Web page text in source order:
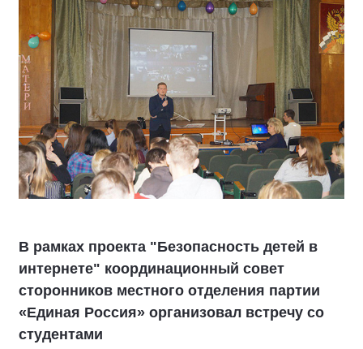
В рамках проекта "Безопасность детей в
интернете" координационный совет
сторонников местного отделения партии
«Единая Россия» организовал встречу со
студентами